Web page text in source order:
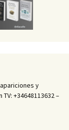
y
+34648113632 –